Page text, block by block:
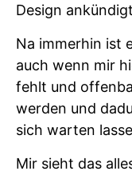
Design
Na immerhin ist
auch wenn mir
fehlt und
werden und
sich warten
Mir sieht das